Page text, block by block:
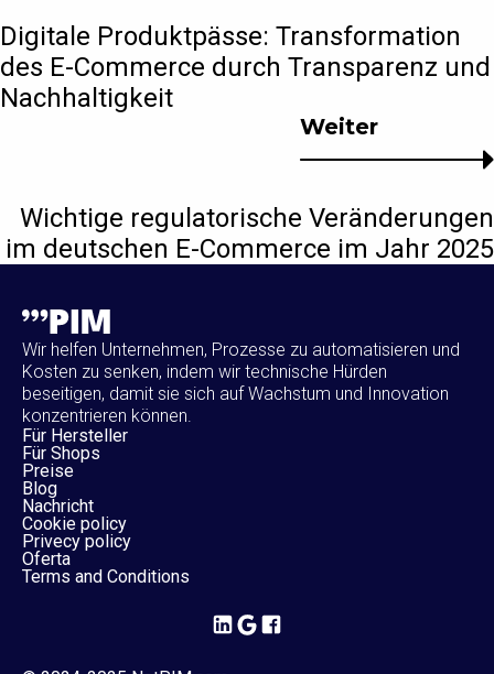
Weiter
Wichtige regulatorische Veränderungen
im deutschen E-Commerce im Jahr 2025
Digitale Produktpässe: Transformation
des E-Commerce durch Transparenz und
Nachhaltigkeit
Wir helfen Unternehmen, Prozesse zu automatisieren und
Kosten zu senken, indem wir technische Hürden
beseitigen, damit sie sich auf Wachstum und Innovation
konzentrieren können.
Für Hersteller
Für Shops
Preise
Blog
Nachricht
Cookie policy
Privecy policy
Oferta
Terms and Conditions